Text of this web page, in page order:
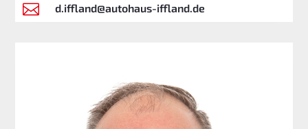
 d.iffland@autohaus-iffland.de